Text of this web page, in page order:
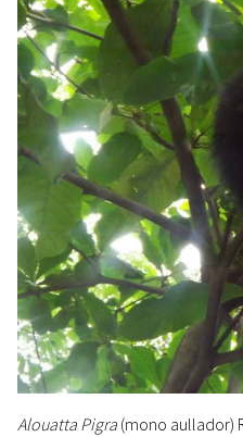
Alouatta Pigra (mono aullador)